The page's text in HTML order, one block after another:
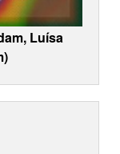
Luísa